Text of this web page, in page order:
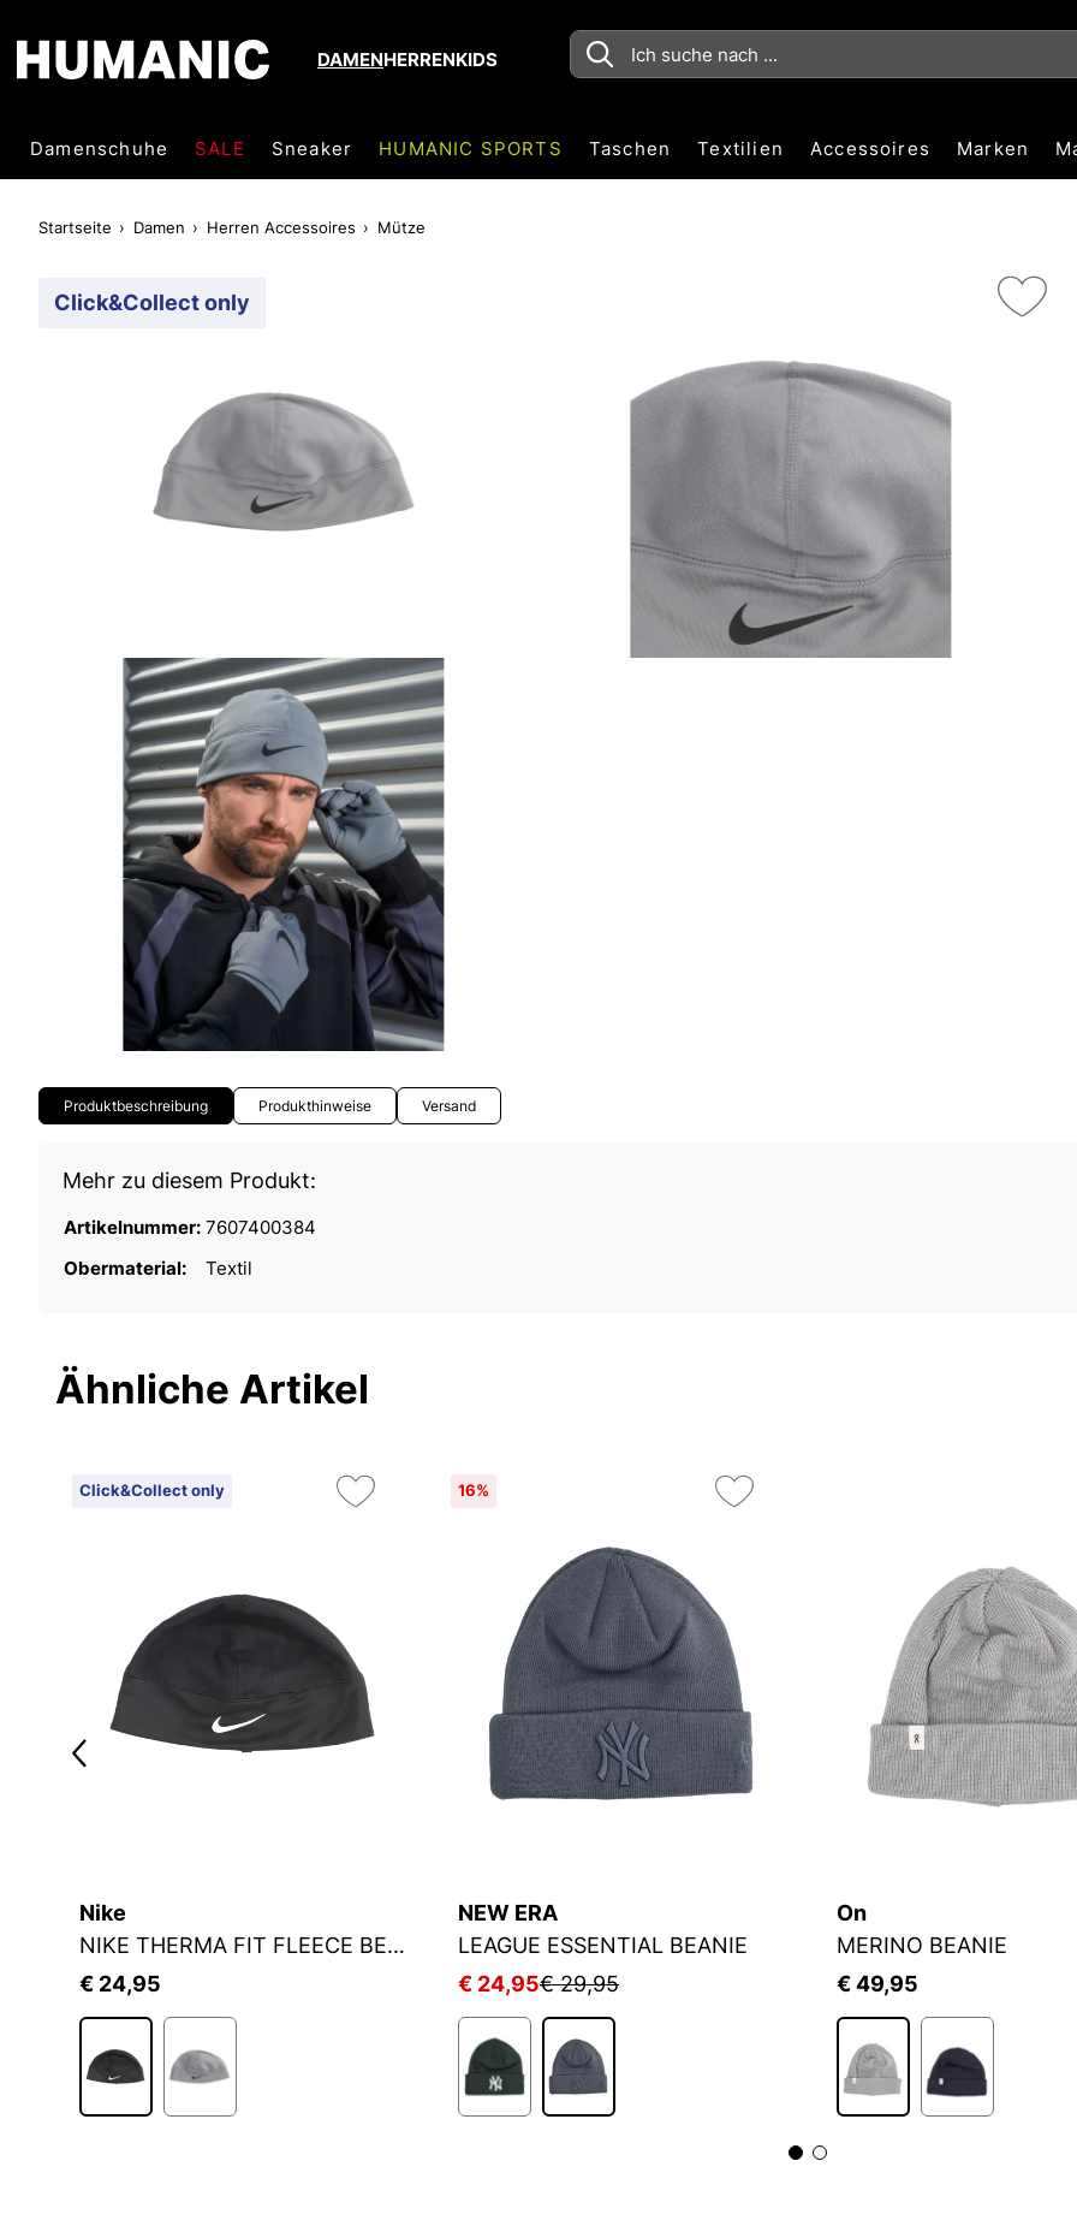
DAMENHERRENKIDS
Damenschuhe SALE Sneaker HUMANIC SPORTS Taschen Textilien Accessoires Marken
Startseite Damen Herren Accessoires Mütze
Click&Collect only
Produktbeschreibung Produkthinweise Versand
Mehr zu diesem Produkt:
Artikelnummer: 7607400384
Obermaterial:
Textil
Ähnliche Artikel
Click&Collect only
Nike
NIKE THERMA FIT FLEECE BEANIE
€ 24,95
16%
NEW ERA
LEAGUE ESSENTIAL BEANIE
€ 24,95€ 29,95
On
MERINO BEANIE
€ 49,95